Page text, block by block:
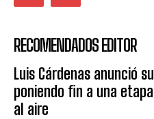
RECOMENDADOS EDITOR
Luis Cárdenas anunció
poniendo fin a una
al aire